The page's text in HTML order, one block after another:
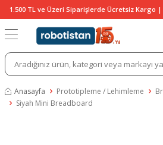
1.500 TL ve Üzeri Siparişlerde Ücretsiz Kargo |
Anasayfa Prototipleme / Lehimleme
Siyah Mini Breadboard